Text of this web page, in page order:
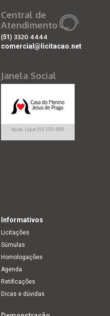
Central de
Atendimento
(51) 3320 4444
comercial@licitacao.net
Janela Social
Informativos
Licitações
Súmulas
Homologações
Agenda
Retificações
Dicas e dúvidas